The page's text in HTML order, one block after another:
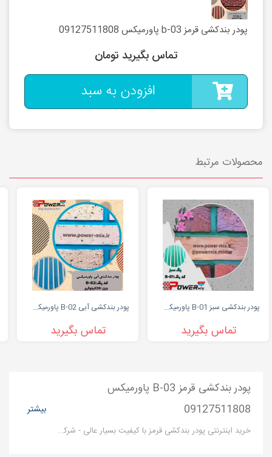
پودر بندکشی قرمز b-03 پاورمیکس 09127511808
تماس بگیرید تومان
افزودن به سبد
محصولات مرتبط
پودر بندکشی سبز B-01 پاورمیکس | 09127511808
تماس بگیرید
پودر بندکشی آبی B-02 پاورمیکس 09127511808
تماس بگیرید
پودر بندکشی قرمز B-03 پاورمیکس
09127511808
خرید اینترنتی پودر بندکشی قرمز با کیفیت بسیار عالی - شرکت بزرگ پاور میکس تولید کننده انواع پودربندکشی در رنگ های مختلف می باشد.محصول نانو بندکشی پاورمیکس از نظر ساختار فیزیکی کیفیت بالا و قدرت چسبندگی مناسبی دارد .
بیشتر